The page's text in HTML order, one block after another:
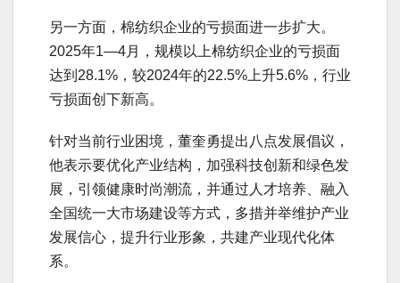
另一方面，棉纺织企业的亏损面进一步扩大。
2025年1—4月，规模以上棉纺织企业的亏损面
达到28.1%，较2024年的22.5%上升5.6%，行业
亏损面创下新高。
针对当前行业困境，董奎勇提出八点发展倡议，
他表示要优化产业结构，加强科技创新和绿色发
展，引领健康时尚潮流，并通过人才培养、融入
全国统一大市场建设等方式，多措并举维护产业
发展信心，提升行业形象，共建产业现代化体
系。